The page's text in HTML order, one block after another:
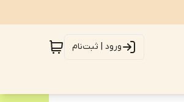
ورود | ثبت‌نام